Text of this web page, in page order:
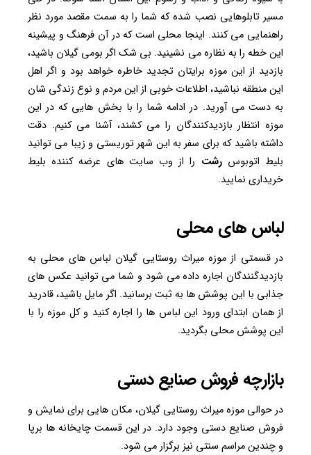
مسیر تابلوهایی نصب شده که شما را به سمت مقصد مورد نظر
راهنمایی می کنند. اینجا محلی است که در آن فرهنگ و پیشینه
این خطه را به نظاره می نشینید. بی شک اگر بومی گیلان باشید،
بازدید از این موزه برایتان تجدید خاطره خواهد بود و اگر اهل
این منطقه نباشید، اطلاعات خوبی از این مردم و نوع زندگی شان
به دست می آورید. در ادامه شما را با بخش هایی که در این
موزه انتظار بازدیدکنندگان را می کشند، آشنا می کنیم. دقت
داشته باشید که برای سفر به این شهر توریستی و زیبا می توانید
بلیط اتوبوسرشت را از وب سایت های عرضه کننده بلیط
خریداری نمایید.
لباس های محلی
در قسمتی از موزه میراث روستایی گیلان لباس های محلی به
بازدیدگنندگان اجاره داده می شود و شما می توانید عکس های
جذابی با این پوشش ها به ثبت برسانید. اگر مایل باشید، قادرید
از همان ابتدای ورود این لباس ها را اجاره کنید و کل موزه را با
این پوشش محلی بگردید.
بازارچه فروش صنایع دستی
در حوالی موزه میراث روستایی گیلان، مکان هایی برای نمایش و
فروش صنایع دستی وجود دارد. در این قسمت چایخانه ها برپا
و چندین مراسم سنتی نیز برگزار می شود.